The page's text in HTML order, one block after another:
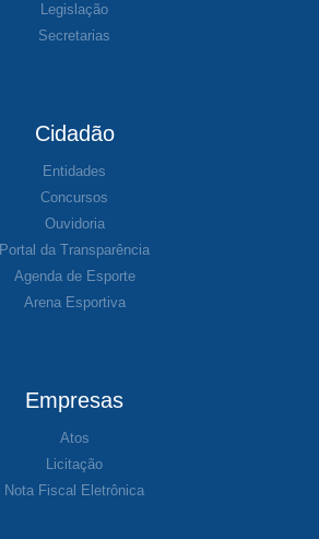
Legislação
Secretarias
Cidadão
Entidades
Concursos
Ouvidoria
Portal da Transparência
Agenda de Esporte
Arena Esportiva
Empresas
Atos
Licitação
Nota Fiscal Eletrônica